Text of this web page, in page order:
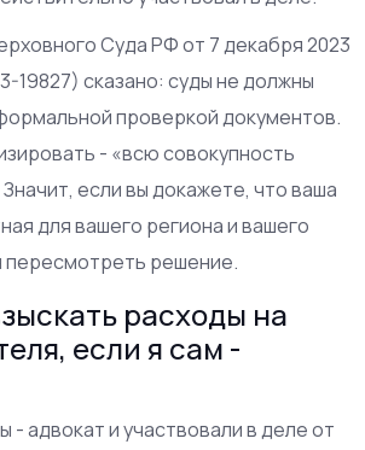
Суда РФ от 7 декабря 2023
сказано: суды не должны
проверкой документов.
- «всю совокупность
если вы докажете, что ваша
для вашего региона и вашего
пересмотреть решение.
расходы на
если я сам -
- адвокат и участвовали в деле от